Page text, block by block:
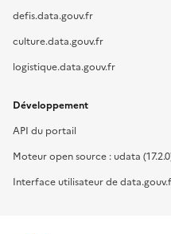
defis.data.gouv.fr
culture.data.gouv.fr
logistique.data.gouv.fr
Développement
API du portail
Moteur open source : udata
Interface utilisateur de